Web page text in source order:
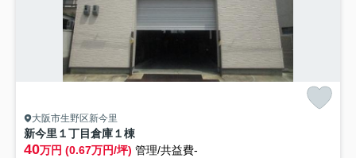
大阪市生野区新今里
新今里１丁目倉庫１棟
40万円 (0.67万円/坪) 管理/共益費-